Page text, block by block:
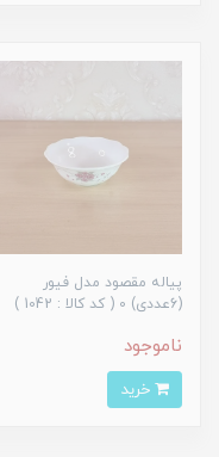
پیاله مقصود مدل فیور
(6عددی) 0 ( کد کالا : 1042 )
ناموجود